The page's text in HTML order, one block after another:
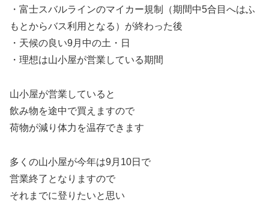
・富士スバルラインのマイカー規制（期間中5合目へはふ
もとからバス利用となる）が終わった後
・天候の良い9月中の土・日
・理想は山小屋が営業している期間
山小屋が営業していると
飲み物を途中で買えますので
荷物が減り体力を温存できます
多くの山小屋が今年は9月10日で
営業終了となりますので
それまでに登りたいと思い